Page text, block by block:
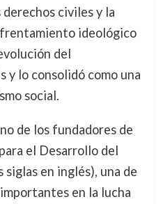
civiles y la
ideológico
del
y lo consolidó como una
social.
de los fundadores de
el Desarrollo del
siglas en inglés), una de
en la lucha